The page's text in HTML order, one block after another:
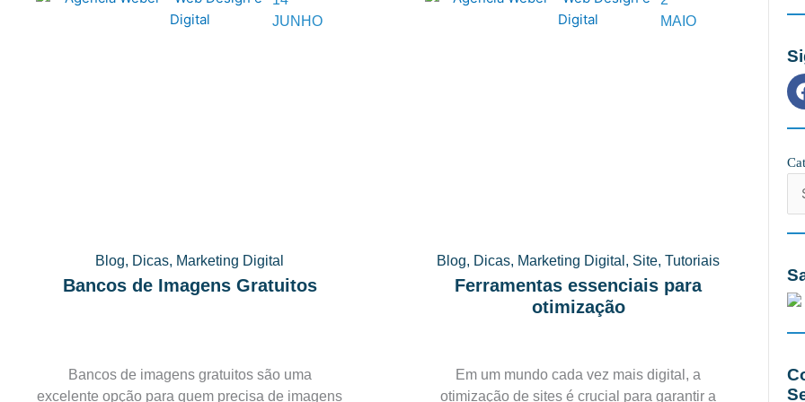
Blog, Dicas, Marketing Digital
Bancos de Imagens Gratuitos
JUNHO
Bancos de imagens gratuitos são uma
excelente opção para quem precisa de imagens
Blog, Dicas, Marketing Digital , Site,Tutoriais
Ferramentas essenciais para
otimização
MAIO
Em um mundo cada vez mais digital, a
otimização de sites é crucial para garantir a
b